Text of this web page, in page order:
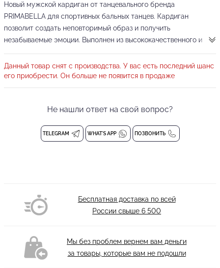
Новый мужской кардиган от танцевального бренда
PRIMABELLA для спортивных бальных танцев. Кардиган
позволит создать неповторимый образ и получить
незабываемые эмоции. Выполнен из высококачественного и
мягкостью и приятен на ощупь. Легко стирается, не мнется, не
линяет и имеет достаточный уровень эластичности, благодаря
чему не сковывает движения в танце.
Мужской кардиган для танцев
Деликатная стирка при 30 градусах
Данный товар снят с производства. У вас есть последний шанс
его приобрести. Он больше не появится в продаже
Не нашли ответ на свой вопрос?
TELEGRAM WHAT'S APP ПОЗВОНИТЬ
Бесплатная доставка по всей
России свыше 6 500
Мы без проблем вернем вам деньги
за товары, которые вам не подошли